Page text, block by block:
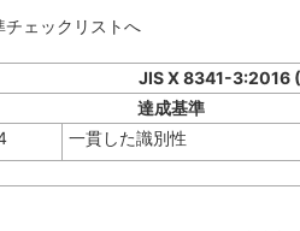
チェックリストへ
JIS X 8341-3:2016
達成基準
一貫した識別性